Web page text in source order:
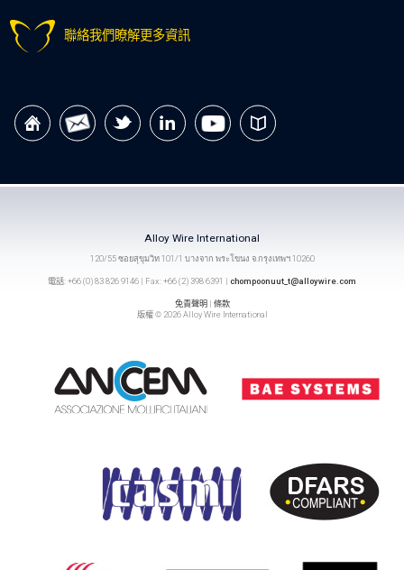
聯絡我們瞭解更多資訊
Alloy Wire International
120/55 ซอยสุขุมวิท 101/1 บางจาก พระโขนง จ.กรุงเทพฯ 10260
電話: +66 (0) 83 826 9146 | Fax: +66 (2) 398 6391 | chompoonuut_t@alloywire.com
免責聲明 | 條款
版權 © 2026 Alloy Wire International